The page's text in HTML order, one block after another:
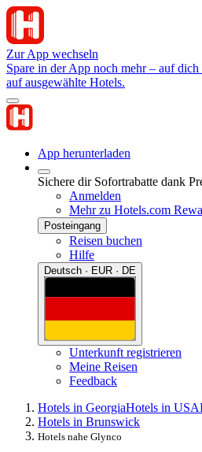
Zur App wechseln
Spare in der App noch mehr – auf
auf ausgewählte Hotels.
App herunterladen
Sichere dir Sofortrabatte dank
Anmelden
Mehr zu Hotels.com
Posteingang
Reisen buchen
Hilfe
Deutsch · EUR · DE
Unterkunft registrieren
Meine Reisen
Feedback
Hotels in GeorgiaHotels in USA
Hotels in Brunswick
Hotels nahe Glynco